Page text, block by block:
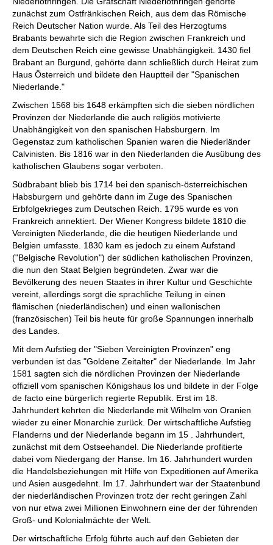
zunächst zum Ostfränkischen Reich, aus dem das Römische
Reich Deutscher Nation wurde. Als Teil des Herzogtums
Brabants bewahrte sich die Region zwischen Frankreich und
dem Deutschen Reich eine gewisse Unabhängigkeit. 1430 fiel
Brabant an Burgund, gehörte dann schließlich durch Heirat zum
Haus Österreich und bildete den Hauptteil der "Spanischen
Niederlande."
Zwischen 1568 bis 1648 erkämpften sich die sieben nördlichen
Provinzen der Niederlande die auch religiös motivierte
Unabhängigkeit von den spanischen Habsburgern. Im
Gegenstaz zum katholischen Spanien waren die Niederländer
Calvinisten. Bis 1816 war in den Niederlanden die Ausübung des
katholischen Glaubens sogar verboten.
Südbrabant blieb bis 1714 bei den spanisch-österreichischen
Habsburgern und gehörte dann im Zuge des Spanischen
Erbfolgekrieges zum Deutschen Reich. 1795 wurde es von
Frankreich annektiert. Der Wiener Kongress bildete 1810 die
Vereinigten Niederlande, die die heutigen Niederlande und
Belgien umfasste. 1830 kam es jedoch zu einem Aufstand
("Belgische Revolution") der südlichen katholischen Provinzen,
die nun den Staat Belgien begründeten. Zwar war die
Bevölkerung des neuen Staates in ihrer Kultur und Geschichte
vereint, allerdings sorgt die sprachliche Teilung in einen
flämischen (niederländischen) und einen wallonischen
(französischen) Teil bis heute für große Spannungen innerhalb
des Landes.
Mit dem Aufstieg der "Sieben Vereinigten Provinzen" eng
verbunden ist das "Goldene Zeitalter" der Niederlande. Im Jahr
1581 sagten sich die nördlichen Provinzen der Niederlande
offiziell vom spanischen Königshaus los und bildete in der Folge
de facto eine bürgerlich regierte Republik. Erst im 18.
Jahrhundert kehrten die Niederlande mit Wilhelm von Oranien
wieder zu einer Monarchie zurück. Der wirtschaftliche Aufstieg
Flanderns und der Niederlande begann im 15 . Jahrhundert,
zunächst mit dem Ostseehandel. Die Niederlande profitierte
dabei vom Niedergang der Hanse. Im 16. Jahrhundert wurden
die Handelsbeziehungen mit Hilfe von Expeditionen auf Amerika
und Asien ausgedehnt. Im 17. Jahrhundert war der Staatenbund
der niederländischen Provinzen trotz der recht geringen Zahl
von nur etwa zwei Millionen Einwohnern eine der der führenden
Groß- und Kolonialmächte der Welt.
Der wirtschaftliche Erfolg führte auch auf den Gebieten der